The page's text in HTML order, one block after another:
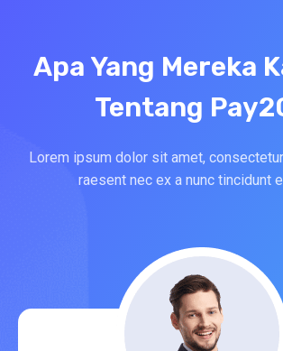
Apa Yang Mereka
Tentang
Lorem ipsum dolor sit amet,
raesent nec ex a nunc tincidunt